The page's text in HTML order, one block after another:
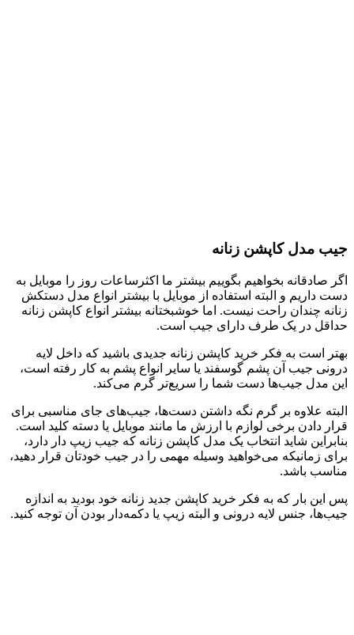
جیب مدل کاپشن زنانه
اگر صادقانه بخواهیم بگوییم بیشتر ما اکثرساعات روز را موبایل به
دست داریم و البته استفاده از موبایل با بیشتر انواع مدل دستکش
زنانه چندان راحت نیست. اما خوشبختانه بیشتر انواع کاپشن زنانه
حداقل در یک طرف دارای جیب است.
بهتر است به فکر خرید کاپشن زنانه جدیدی باشید که داخل لایه
درونی جیب آن پشم گوسفند یا سایر انواع پشم به کار رفته است،
این مدل جیب‌ها دست شما را سریع‌تر گرم می‌کند.
البته علاوه بر گرم نگه داشتن دست‌ها، جیب‌های جای مناسبی برای
قرار دادن برخی لوازم با ارزش ما مانند موبایل یا دسته کلید است.
بنابراین شاید انتخاب یک مدل کاپشن زنانه که جیب زیپ دار دارد،
برای زمانیکه می‌خواهید وسیله مهمی را در جیب خودتان قرار دهید،
مناسب باشد.
پس این بار که به فکر خرید کاپشن جدید زنانه خود بودید به اندازه
جیب‌ها، جنس لایه درونی و البته زیپ یا دکمه‌دار بودن آن توجه کنید.